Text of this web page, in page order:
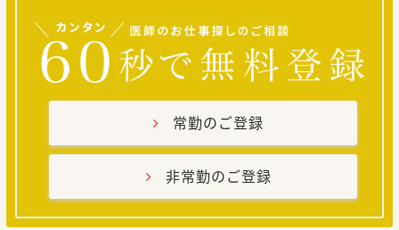
常勤のご登録
非常勤のご登録